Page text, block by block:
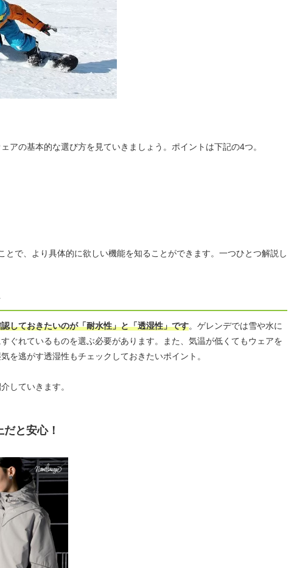
アの基本的な選び方を見ていきましょう。ポイントは下記の4つ。
とで、より具体的に欲しい機能を知ることができます。一つひとつ解説し
しておきたいのが「耐水性」と「透湿性」です。ゲレンデでは雪や水に
ぐれているものを選ぶ必要があります。また、気温が低くてもウェアを
を逃がす透湿性もチェックしておきたいポイント。
していきます。
と安心！